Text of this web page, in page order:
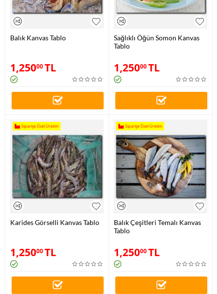
Balık Kanvas Tablo
1,25000TL
Sağlıklı Öğün Somon Kanvas
Tablo
1,25000TL
Siparişe Özel Üretim
Karides Görselli Kanvas Tablo
1,25000TL
Siparişe Özel Üretim
Balık Çeşitleri Temalı Kanvas
Tablo
1,25000TL